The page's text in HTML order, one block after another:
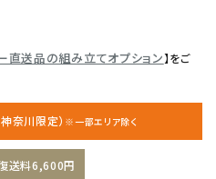
直送品の組み立てオプション】をご
奈川限定） ※一部エリア除く
送料6,600円